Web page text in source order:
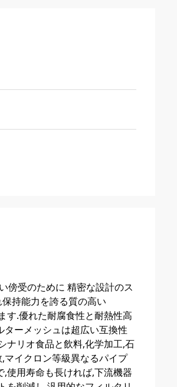
傍受のために 精密な設計のス
持能力を誇る質の高い
す.優れた耐腐食性と耐熱性高
ーメッシュは超広い互換性
ナリオ食品と飲料,化学加工,石
マイクロン等級異なるパイプ
使用寿命も長ければ,下流機器